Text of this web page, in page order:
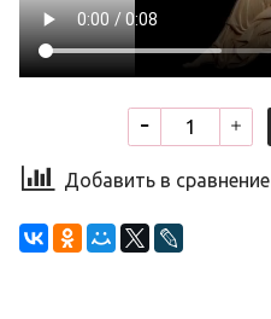
Добавить в сравнение